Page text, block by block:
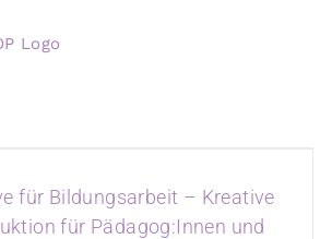
für Bildungsarbeit – Kreative
für Pädagog:Innen und